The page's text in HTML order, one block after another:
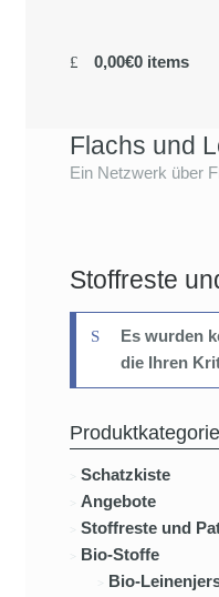
0,00€0 items
Flachs und
Ein Netzwerk über
Stoffreste
Es wurden
die Ihren
Schatzkiste
Angebote
Stoffreste und
Bio-Stoffe
Bio-